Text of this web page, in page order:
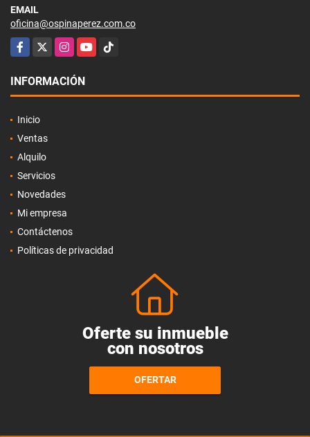
EMAIL
oficina@ospinaperez.com.co
Facebook
X InstagramYouTubeTikTok
INFORMACIÓN
Inicio
Ventas
Alquilo
Servicios
Novedades
Mi empresa
Contáctenos
Políticas de privacidad
Oferte su inmueble
con nosotros
OFERTAR